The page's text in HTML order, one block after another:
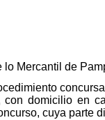
lo Mercantil de
con domicilio en
cuya parte